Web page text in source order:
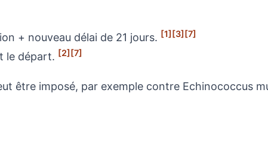
+ nouveau délai de 21 jours. [1][3][7]
le départ. [2][7]
être imposé, par exemple contre Echinococcus